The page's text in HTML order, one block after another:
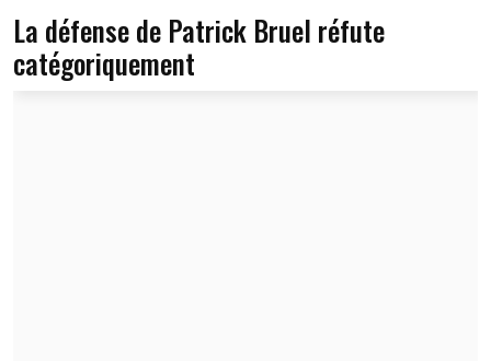
La défense de Patrick Bruel réfute
catégoriquement